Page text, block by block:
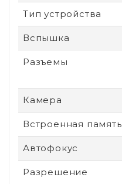
Тип устройства
Вспышка
Разъемы
Камера
Встроенная память
Автофокус
Разрешение